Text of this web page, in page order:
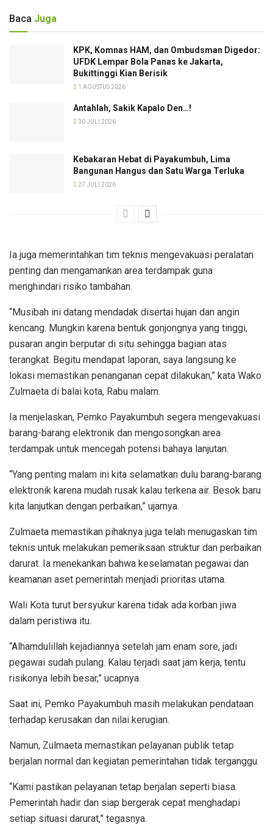
Baca Juga
KPK, Komnas HAM, dan Ombudsman Digedor:
UFDK Lempar Bola Panas ke Jakarta,
Bukittinggi Kian Berisik
1 AGUSTUS 2026
Antahlah, Sakik Kapalo Den…!
30 JULI 2026
Kebakaran Hebat di Payakumbuh, Lima
Bangunan Hangus dan Satu Warga Terluka
27 JULI 2026
Ia juga memerintahkan tim teknis mengevakuasi peralatan
penting dan mengamankan area terdampak guna
menghindari risiko tambahan.
“Musibah ini datang mendadak disertai hujan dan angin
kencang. Mungkin karena bentuk gonjongnya yang tinggi,
pusaran angin berputar di situ sehingga bagian atas
terangkat. Begitu mendapat laporan, saya langsung ke
lokasi memastikan penanganan cepat dilakukan,” kata Wako
Zulmaeta di balai kota, Rabu malam.
Ia menjelaskan, Pemko Payakumbuh segera mengevakuasi
barang-barang elektronik dan mengosongkan area
terdampak untuk mencegah potensi bahaya lanjutan.
“Yang penting malam ini kita selamatkan dulu barang-barang
elektronik karena mudah rusak kalau terkena air. Besok baru
kita lanjutkan dengan perbaikan,” ujarnya.
Zulmaeta memastikan pihaknya juga telah menugaskan tim
teknis untuk melakukan pemeriksaan struktur dan perbaikan
darurat. Ia menekankan bahwa keselamatan pegawai dan
keamanan aset pemerintah menjadi prioritas utama.
Wali Kota turut bersyukur karena tidak ada korban jiwa
dalam peristiwa itu.
“Alhamdulillah kejadiannya setelah jam enam sore, jadi
pegawai sudah pulang. Kalau terjadi saat jam kerja, tentu
risikonya lebih besar,” ucapnya.
Saat ini, Pemko Payakumbuh masih melakukan pendataan
terhadap kerusakan dan nilai kerugian.
Namun, Zulmaeta memastikan pelayanan publik tetap
berjalan normal dan kegiatan pemerintahan tidak terganggu.
“Kami pastikan pelayanan tetap berjalan seperti biasa.
Pemerintah hadir dan siap bergerak cepat menghadapi
setiap situasi darurat,” tegasnya.